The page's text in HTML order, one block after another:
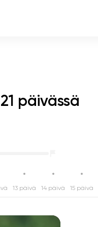
päivässä
13 päivä 14 päivä 15 päivä